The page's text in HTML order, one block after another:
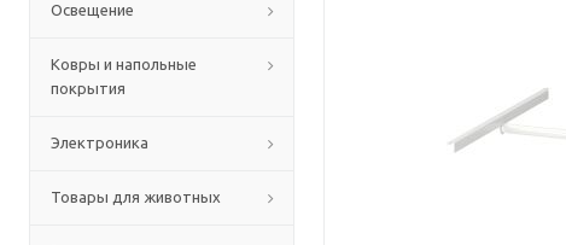
Освещение
Ковры и напольные
покрытия
Электроника
Товары для животных